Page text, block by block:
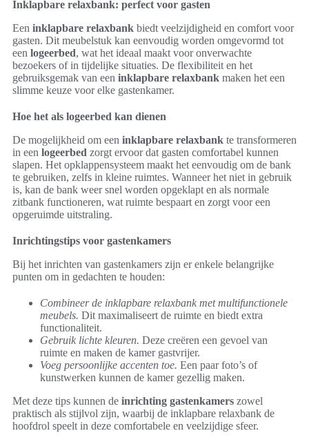
Inklapbare relaxbank: perfect voor gasten
Een inklapbare relaxbank biedt veelzijdigheid en comfort voor
gasten. Dit meubelstuk kan eenvoudig worden omgevormd tot
een logeerbed, wat het ideaal maakt voor onverwachte
bezoekers of in tijdelijke situaties. De flexibiliteit en het
gebruiksgemak van een inklapbare relaxbank maken het een
slimme keuze voor elke gastenkamer.
Hoe het als logeerbed kan dienen
De mogelijkheid om een inklapbare relaxbank te transformeren
in een logeerbed zorgt ervoor dat gasten comfortabel kunnen
slapen. Het opklappensysteem maakt het eenvoudig om de bank
te gebruiken, zelfs in kleine ruimtes. Wanneer het niet in gebruik
is, kan de bank weer snel worden opgeklapt en als normale
zitbank functioneren, wat ruimte bespaart en zorgt voor een
opgeruimde uitstraling.
Inrichtingstips voor gastenkamers
Bij het inrichten van gastenkamers zijn er enkele belangrijke
punten om in gedachten te houden:
Combineer de inklapbare relaxbank met multifunctionele
meubels. Dit maximaliseert de ruimte en biedt extra
functionaliteit.
Gebruik lichte kleuren. Deze creëren een gevoel van
ruimte en maken de kamer gastvrijer.
Voeg persoonlijke accenten toe. Een paar foto’s of
kunstwerken kunnen de kamer gezellig maken.
Met deze tips kunnen de inrichting gastenkamers zowel
praktisch als stijlvol zijn, waarbij de inklapbare relaxbank de
hoofdrol speelt in deze comfortabele en veelzijdige sfeer.